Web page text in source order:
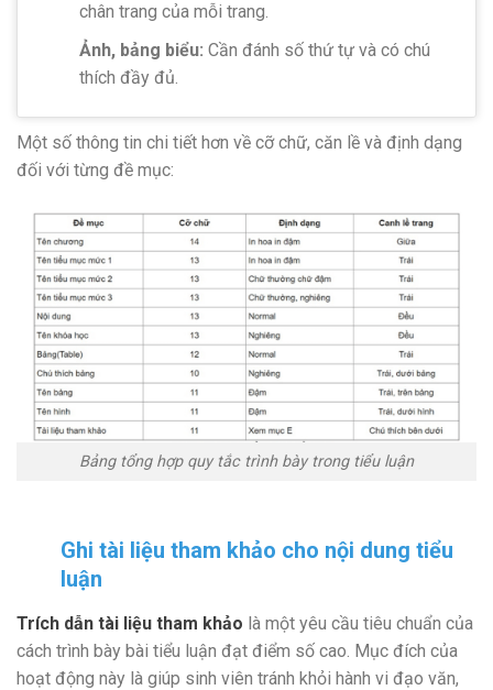
chân trang của mỗi trang.
Ảnh, bảng biểu: Cần đánh số thứ tự và có chú
thích đầy đủ.
Một số thông tin chi tiết hơn về cỡ chữ, căn lề và định dạng
đối với từng đề mục:
Bảng tổng hợp quy tắc trình bày trong tiểu luận
Ghi tài liệu tham khảo cho nội dung tiểu
luận
Trích dẫn tài liệu tham khảo là một yêu cầu tiêu chuẩn của
cách trình bày bài tiểu luận đạt điểm số cao. Mục đích của
hoạt động này là giúp sinh viên tránh khỏi hành vi đạo văn,